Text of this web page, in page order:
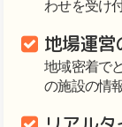
わせを受け
地場運
地域密着で
の施設の情